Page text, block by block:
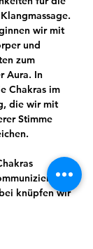
wir mit
und
zum
Aura. In
Chakras im
die wir mit
Stimme
knüpfen wir